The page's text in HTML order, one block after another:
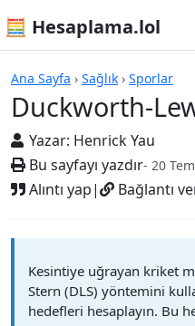
🧮 Hesaplama.lol
Ana Sayfa › Sağlık › Sporlar
Duckworth-
Yazar: Henrick Yau
Bu sayfayı yazdır- 20
Alıntı yap| Bağlantı
Hesap Makineleri
Kesintiye uğrayan kriket
Stern (DLS) yöntemini
hedefleri hesaplayın. Bu